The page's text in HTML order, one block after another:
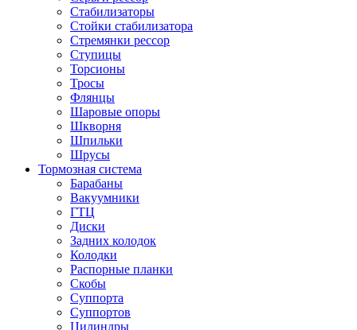
Стабилизаторы
Стойки стабилизатора
Стремянки рессор
Ступицы
Торсионы
Тросы
Флянцы
Шаровые опоры
Шкворня
Шпильки
Шрусы
Тормозная система
Барабаны
Вакуумники
ГТЦ
Диски
Задних колодок
Колодки
Распорные планки
Скобы
Суппорта
Суппортов
Цилиндры